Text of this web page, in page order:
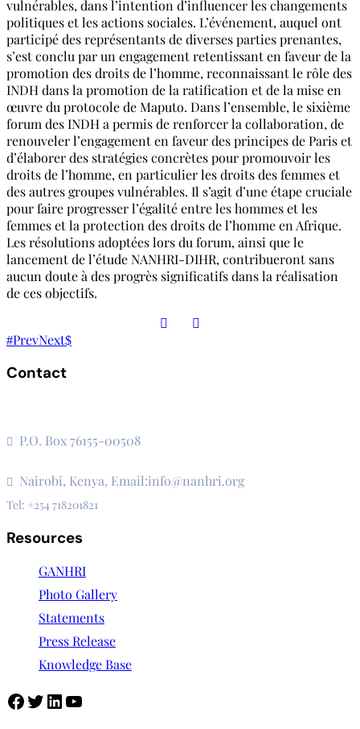
vulnérables, dans l’intention d’influencer les changements
politiques et les actions sociales. L’événement, auquel ont
participé des représentants de diverses parties prenantes,
s’est conclu par un engagement retentissant en faveur de la
promotion des droits de l’homme, reconnaissant le rôle des
INDH dans la promotion de la ratification et de la mise en
œuvre du protocole de Maputo. Dans l’ensemble, le sixième
forum des INDH a permis de renforcer la collaboration, de
renouveler l’engagement en faveur des principes de Paris et
d’élaborer des stratégies concrètes pour promouvoir les
droits de l’homme, en particulier les droits des femmes et
des autres groupes vulnérables. Il s’agit d’une étape cruciale
pour faire progresser l’égalité entre les hommes et les
femmes et la protection des droits de l’homme en Afrique.
Les résolutions adoptées lors du forum, ainsi que le
lancement de l’étude NANHRI-DIHR, contribueront sans
aucun doute à des progrès significatifs dans la réalisation
de ces objectifs.
PrevNext
Contact
P.O. Box 76155-00508
Nairobi, Kenya, Email:info@nanhri.org
Tel: +254 718201821
Resources
GANHRI
Photo Gallery
Statements
Press Release
Knowledge Base